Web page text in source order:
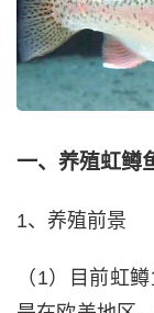
一、养殖虹鳟
1、养殖前景
（1）目前虹